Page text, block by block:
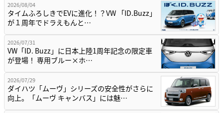
2026/08/04
タイムふろしきでEVに進化！？VW 「ID.Buzz」
が１周年でドラえもんと…
2026/07/31
VW「ID. Buzz」に日本上陸1周年記念の限定車
が登場！ 専用ブルー×ホ…
2026/07/29
ダイハツ「ムーヴ」シリーズの安全性がさらに
向上。「ムーヴ キャンバス」には魅…